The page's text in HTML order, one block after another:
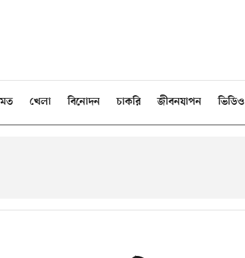
খেলা বিনোদন চাকরি জীবনযাপন ভিডিও